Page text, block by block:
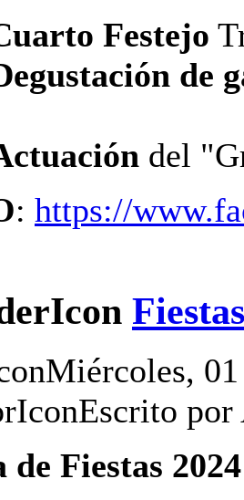
Festejo
de
del
: https://
Miércoles,
Escrito